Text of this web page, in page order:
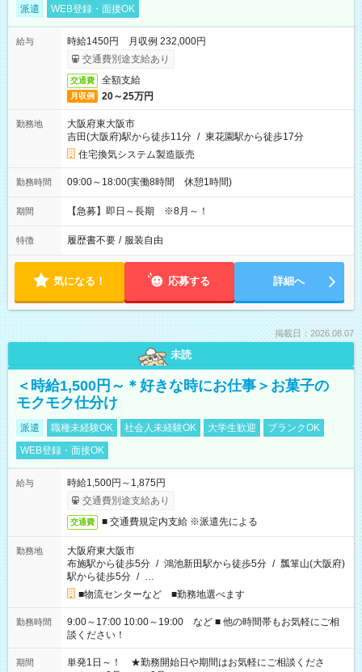
派遣 WEB登録・面接OK
給与
時給1450円 月収例 232,000円
交通費別途支給あり
交通費 全額支給
月収例 20～25万円
勤務地
大阪府東大阪市
吉田(大阪府)駅から徒歩11分 / 東花園駅から徒歩17分
住宅換気システム製造販売
勤務時間 09:00～18:00(実働8時間 休憩1時間)
期間 【急募】即日～長期 ※8月～！
特徴 履歴書不要 / 服装自由
気になる！ 応募する 詳細へ
掲載日：2026.08.07
未読
＜時給1,500円～＊好きな時にお仕事＞お菓子の
モクモク仕分け
派遣 職種未経験OK 社会人未経験OK 大学生歓迎
ブランクOK
WEB登録・面接OK
給与
時給1,500円～1,875円
交通費別途支給あり
交通費 ■ 交通費規定内支給 ※派遣先による
勤務地
大阪府東大阪市
布施駅から徒歩5分 / 鴻池新田駅から徒歩5分 / 瓢箪山(大阪府)
駅から徒歩5分 / …
■物流センターなど ■勤務地選べます
勤務時間
9:00～17:00 10:00～19:00 など ■ 他の時間帯もお気軽にご相
談ください！
期間
単発1日～！ ★勤務開始日や期間はお気軽にご相談くださ